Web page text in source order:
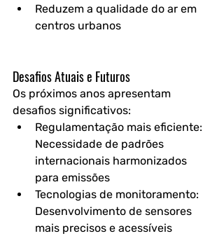
Reduzem a qualidade do ar em
centros urbanos
Desafios Atuais e Futuros
Os próximos anos apresentam
desafios significativos:
Regulamentação mais eficiente:
Necessidade de padrões
internacionais harmonizados
para emissões
Tecnologias de monitoramento:
Desenvolvimento de sensores
mais precisos e acessíveis